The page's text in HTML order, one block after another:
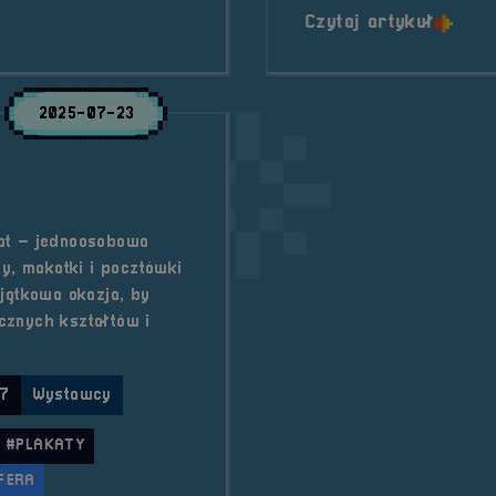
Czytaj artykuło
2025-07-23
– jednoosobowa
makatki i pocztówki
okazja, by
kształtów i
Wystawcy
#PLAKATY